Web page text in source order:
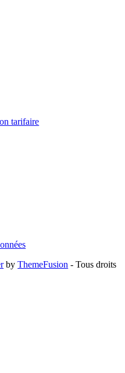
tarifaire
byThemeFusion - Tous droits